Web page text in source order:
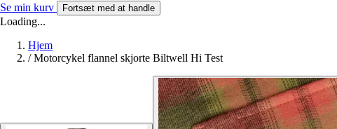
Se min kurv Fortsæt med at handle
Loading...
Hjem
/ Motorcykel flannel skjorte Biltwell Hi Test